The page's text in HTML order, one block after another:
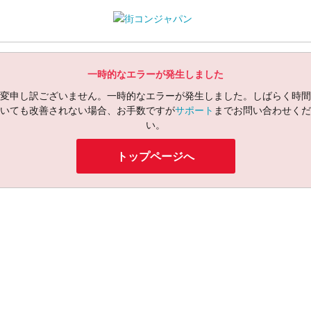
一時的なエラーが発生しました
申し訳ございません。一時的なエラーが発生しました。しばらく時
ても改善されない場合、お手数ですがサポート までお問い合わせく
い。
トップページへ